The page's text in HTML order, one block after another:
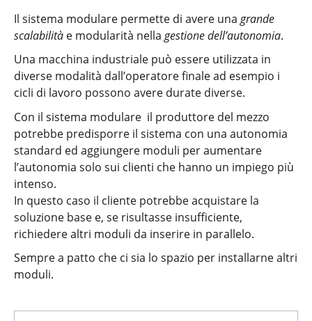
Il sistema modulare permette di avere una grande
scalabilità e modularità nella gestione dell’autonomia.
Una macchina industriale può essere utilizzata in
diverse modalità dall’operatore finale ad esempio i
cicli di lavoro possono avere durate diverse.
Con il sistema modulare il produttore del mezzo
potrebbe predisporre il sistema con una autonomia
standard ed aggiungere moduli per aumentare
l’autonomia solo sui clienti che hanno un impiego più
intenso.
In questo caso il cliente potrebbe acquistare la
soluzione base e, se risultasse insufficiente,
richiedere altri moduli da inserire in parallelo.
Sempre a patto che ci sia lo spazio per installarne altri
moduli.